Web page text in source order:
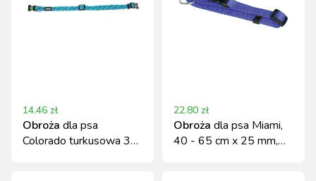
14.46 zł
Obroża dla psa
Colorado turkusowa 35-
22.80 zł
Obroża dla psa Miami,
40 - 65 cm x 25 mm,